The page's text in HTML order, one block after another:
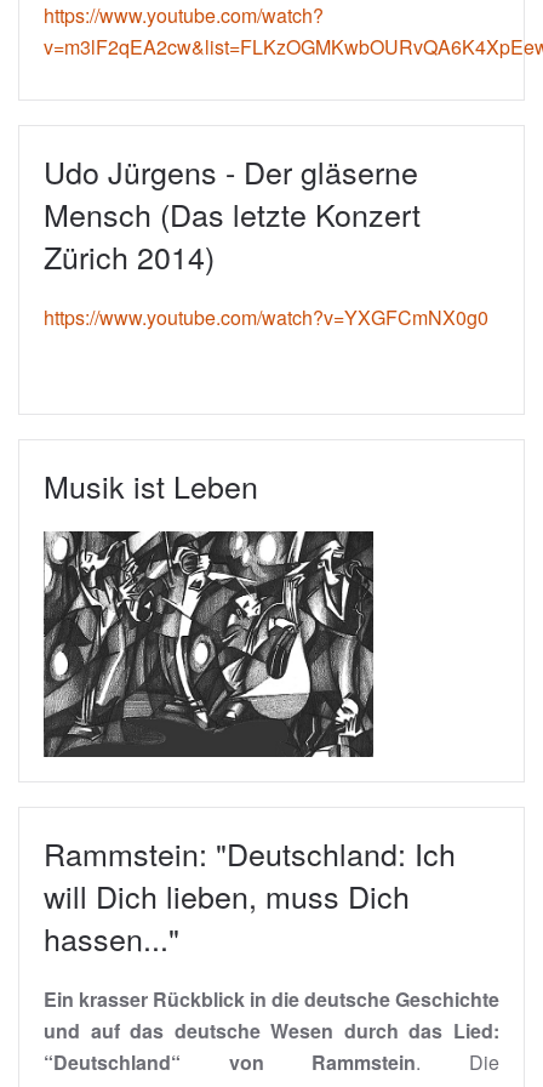
https://www.youtube.com/watch?
Udo Jürgens - Der gläserne
Mensch (Das letzte Konzert
Zürich 2014)
https://www.youtube.com/watch?v=YXGFCmNX0g0
Musik ist Leben
Rammstein: "Deutschland: Ich
will Dich lieben, muss Dich
hassen..."
Ein krasser Rückblick in die deutsche Geschichte
und auf das deutsche Wesen durch das Lied:
“Deutschland“ von Rammstein. Die